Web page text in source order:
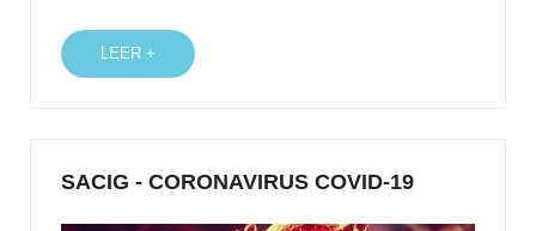
LEER +
SACIG - CORONAVIRUS COVID-19